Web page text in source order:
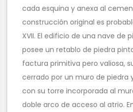
cada esquina y anexa al
construcción original es
XVII. El edificio de una nave de
posee un retablo de piedra
factura primitiva pero valiosa,
cerrado por un muro de piedra
con su torre incorporada al
doble arco de acceso al atrio.